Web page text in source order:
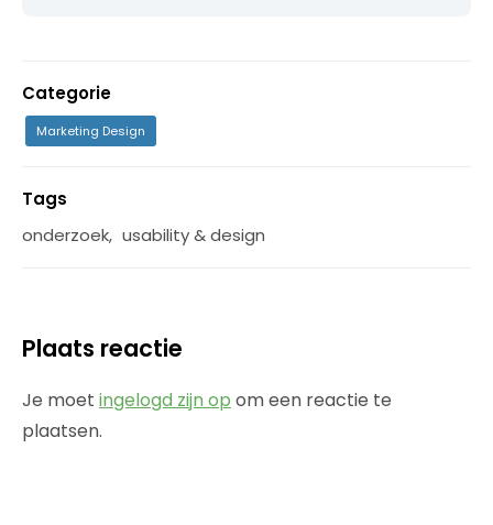
Categorie
Marketing Design
Tags
onderzoek, usability & design
Plaats reactie
Je moet ingelogd zijn op om een reactie te
plaatsen.